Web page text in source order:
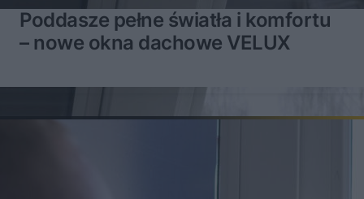
Poddasze pełne światła i komfortu
– nowe okna dachowe VELUX